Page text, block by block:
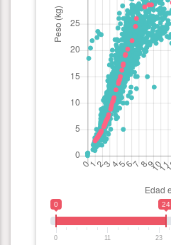
0 24
0 11 23